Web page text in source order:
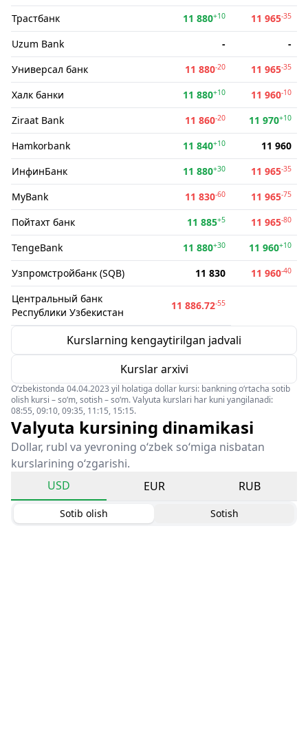
Трастбанк 11 880+10 11 965-35
Uzum Bank -
-
Универсал банк
11 880-20 11 965-35
Халк банки 11 880+10 11 960-10
Ziraat Bank 11 860-20 11 970+10
Hamkorbank 11 840+10
11 960
ИнфинБанк
11 880+30 11 965-35
MyBank 11 830-60 11 965-75
Пойтахт банк 11 885+5 11 965-80
TengeBank 11 880+30 11 960+10
Узпромстройбанк (SQB) 11 830 11 960-40
Центральный банк
Республики Узбекистан
11 886.72-55
Kurslarning kengaytirilgan jadvali
Kurslar arxivi
O‘zbekistonda 04.04.2023 yil holatiga dollar kursi: bankning o‘rtacha sotib
olish kursi – so‘m, sotish – so‘m. Valyuta kurslari har kuni yangilanadi:
08:55, 09:10, 09:35, 11:15, 15:15.
Valyuta kursining dinamikasi
Dollar, rubl va yevroning o‘zbek so‘miga nisbatan
kurslarining o‘zgarishi.
USD
EUR RUB
Sotib olish Sotish